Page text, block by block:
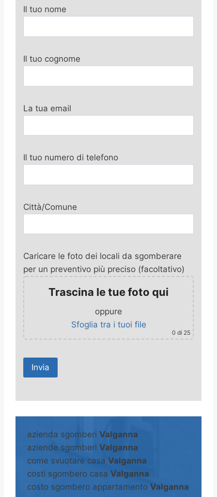
Il tuo nome
Il tuo cognome
La tua email
Il tuo numero di telefono
Città/Comune
Caricare le foto dei locali da sgomberare
per un preventivo più preciso (facoltativo)
Trascina le tue foto qui
oppure
Sfoglia tra i tuoi file
0 di 25
A
e
n
a
azienda sgomberi Valganna
aziende sgomberi Valganna
come svuotare casa Valganna
costi sgombero casa Valganna
costo sgombero appartamento Valganna